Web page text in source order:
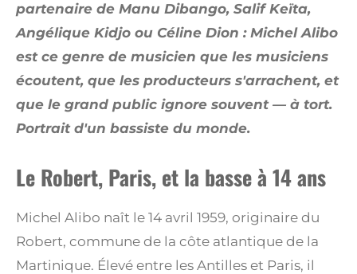
partenaire de Manu Dibango, Salif Keïta,
Angélique Kidjo ou Céline Dion : Michel Alibo
est ce genre de musicien que les musiciens
écoutent, que les producteurs s'arrachent, et
que le grand public ignore souvent — à tort.
Portrait d'un bassiste du monde.
Le Robert, Paris, et la basse à 14 ans
Michel Alibo naît le 14 avril 1959, originaire du
Robert, commune de la côte atlantique de la
Martinique. Élevé entre les Antilles et Paris, il